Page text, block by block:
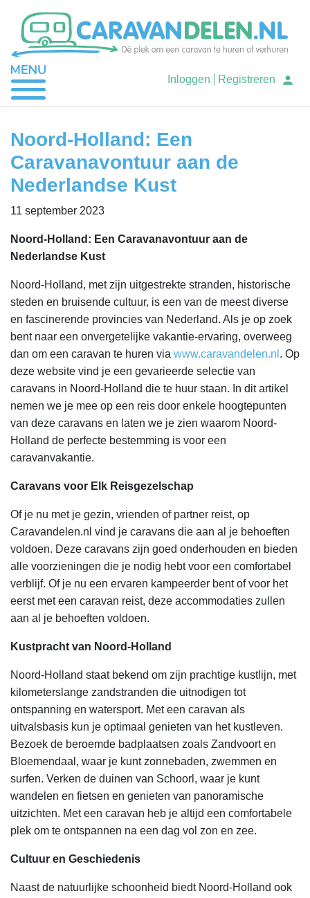
Je caravan verhuren
Help
Inloggen Registreren
Noord-Holland: Een
Caravanavontuur aan de
Nederlandse Kust
11 september 2023
Noord-Holland: Een Caravanavontuur aan de
Nederlandse Kust
Noord-Holland, met zijn uitgestrekte stranden, historische
steden en bruisende cultuur, is een van de meest diverse
en fascinerende provincies van Nederland. Als je op zoek
bent naar een onvergetelijke vakantie-ervaring, overweeg
dan om een caravan te huren via www.caravandelen.nl . Op
deze website vind je een gevarieerde selectie van
caravans in Noord-Holland die te huur staan. In dit artikel
nemen we je mee op een reis door enkele hoogtepunten
van deze caravans en laten we je zien waarom Noord-
Holland de perfecte bestemming is voor een
caravanvakantie.
Caravans voor Elk Reisgezelschap
Of je nu met je gezin, vrienden of partner reist, op
Caravandelen.nl vind je caravans die aan al je behoeften
voldoen. Deze caravans zijn goed onderhouden en bieden
alle voorzieningen die je nodig hebt voor een comfortabel
verblijf. Of je nu een ervaren kampeerder bent of voor het
eerst met een caravan reist, deze accommodaties zullen
aan al je behoeften voldoen.
Kustpracht van Noord-Holland
Noord-Holland staat bekend om zijn prachtige kustlijn, met
kilometerslange zandstranden die uitnodigen tot
ontspanning en watersport. Met een caravan als
uitvalsbasis kun je optimaal genieten van het kustleven.
Bezoek de beroemde badplaatsen zoals Zandvoort en
Bloemendaal, waar je kunt zonnebaden, zwemmen en
surfen. Verken de duinen van Schoorl, waar je kunt
wandelen en fietsen en genieten van panoramische
uitzichten. Met een caravan heb je altijd een comfortabele
plek om te ontspannen na een dag vol zon en zee.
Cultuur en Geschiedenis
Naast de natuurlijke schoonheid biedt Noord-Holland ook